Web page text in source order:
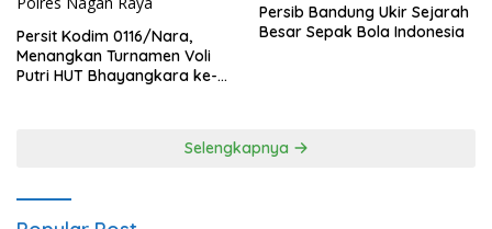
Persit Kodim 0116/Nara,
Menangkan Turnamen Voli
Putri HUT Bhayangkara ke-
Persib Bandung Ukir Sejarah
Besar Sepak Bola Indonesia
Selengkapnya